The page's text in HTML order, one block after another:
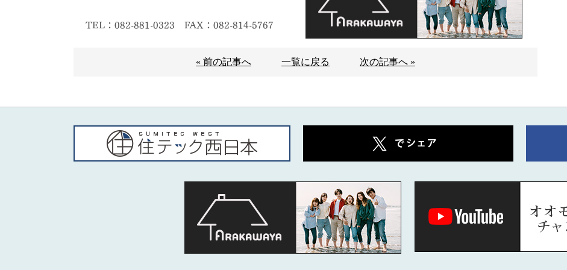
TEL：082-881-0323 FAX：082-814-5767
« 前の記事へ 一覧に戻る 次の記事へ »